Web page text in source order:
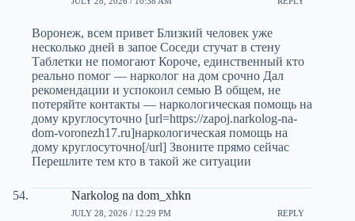
Воронеж, всем привет Близкий человек уже
несколько дней в запое Соседи стучат в стену
Таблетки не помогают Короче, единственный кто
реально помог — нарколог на дом срочно Дал
рекомендации и успокоил семью В общем, не
потеряйте контакты — наркологическая помощь на
дому круглосуточно [url=https://zapoj.narkolog-na-
dom-voronezh17.ru]наркологическая помощь на
дому круглосуточно[/url] Звоните прямо сейчас
Перешлите тем кто в такой же ситуации
Narkolog na dom_xhkn
JULY 28, 2026 / 12:29 PM REPLY